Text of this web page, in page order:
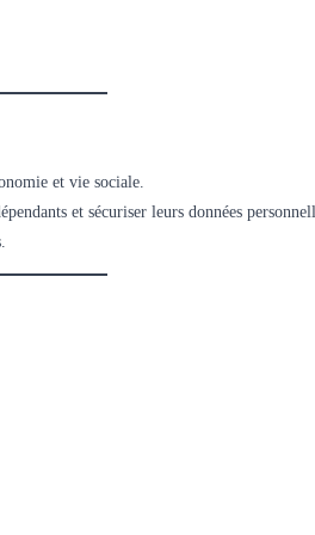
et vie sociale.
et sécuriser leurs données